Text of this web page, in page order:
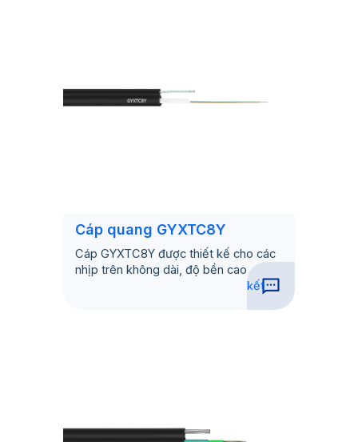
Cáp quang GYXTC8Y
Cáp GYXTC8Y được thiết kế cho các
nhịp trên không dài, độ bền cao
kết